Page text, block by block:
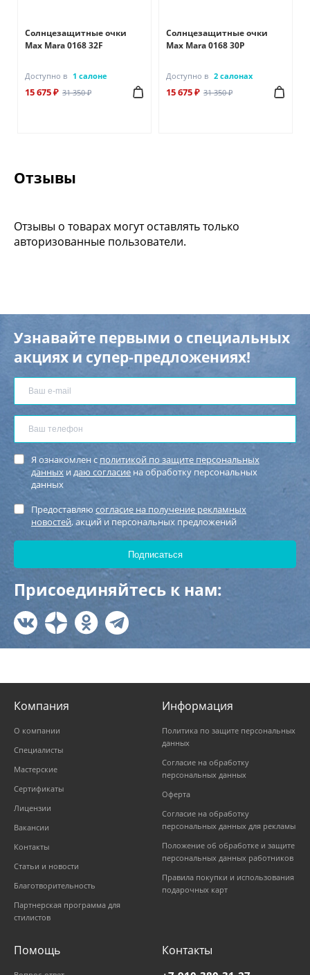
Солнцезащитные очки
Max Mara 0168 32F
Доступно в 1 салоне
15 675 ₽ 31 350 ₽
Солнцезащитные очки
Max Mara 0168 30P
Доступно в 2 салонах
15 675 ₽ 31 350 ₽
Отзывы
Отзывы о товарах могут оставлять только
авторизованные пользователи.
Узнавайте первыми о специальных
акциях и супер-предложениях!
Я ознакомлен с политикой по защите персональных
данных идаю согласие на обработку персональных
данных
Предоставляю согласие на получение рекламных
новостей, акций и персональных предложений
Присоединяйтесь к нам:
Компания
О компании
Специалисты
Мастерские
Сертификаты
Лицензии
Вакансии
Контакты
Статьи и новости
Благотворительность
Партнерская программа для
стилистов
Информация
Политика по защите персональных
данных
Согласие на обработку
персональных данных
Оферта
Согласие на обработку
персональных данных для рекламы
Положение об обработке и защите
персональных данных работников
Правила покупки и использования
подарочных карт
Помощь Контакты